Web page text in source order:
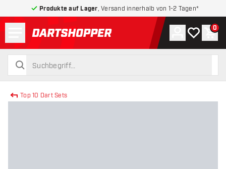
Produkte auf Lager , Versand innerhalb von 1-2 Tagen*
zurück zur Startseite
suchen
suchen
Konto
Meine 0
Top 10 Dart Sets